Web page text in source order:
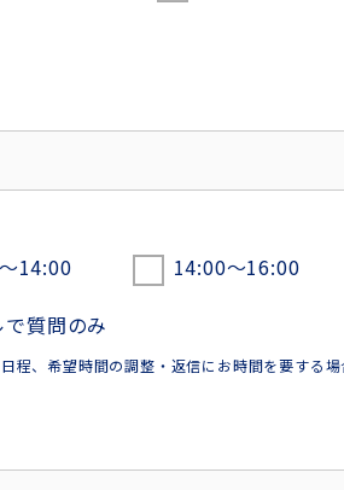
14:00
14:00〜16:00
で質問のみ
程、希望時間の調整・返信にお時間を要する